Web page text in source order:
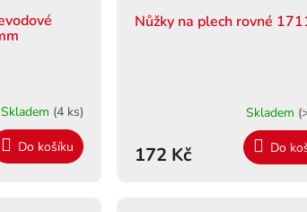
Skladem (4 ks)
Do košíku
Nůžky na plech rovné
Skladem
172 Kč Do